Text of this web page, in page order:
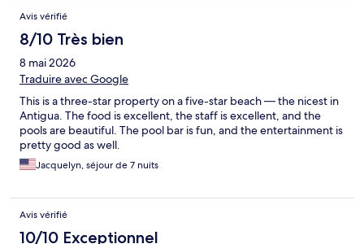
Avis vérifié
8/10 Très bien
8 mai 2026
Traduire avec Google
This is a three-star property on a five-star beach — the nicest in
Antigua. The food is excellent, the staff is excellent, and the
pools are beautiful. The pool bar is fun, and the entertainment is
pretty good as well.
Jacquelyn, séjour de 7 nuits
Avis vérifié
10/10 Exceptionnel